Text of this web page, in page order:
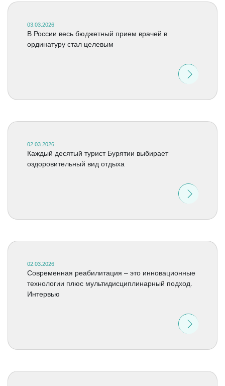
03.03.2026
В России весь бюджетный прием врачей в
ординатуру стал целевым
02.03.2026
Каждый десятый турист Бурятии выбирает
оздоровительный вид отдыха
02.03.2026
Современная реабилитация – это инновационные
технологии плюс мультидисциплинарный подход.
Интервью